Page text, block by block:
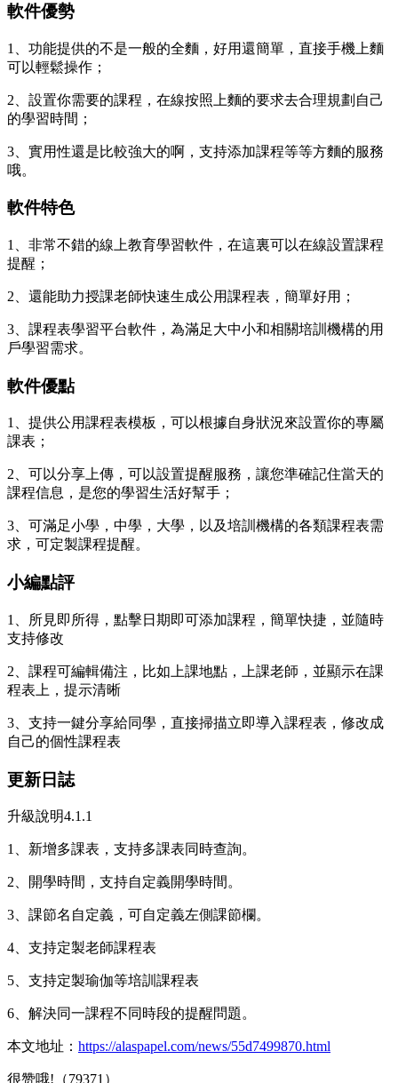
軟件優勢
1、功能提供的不是一般的全麵，好用還簡單，直接手機上麵
可以輕鬆操作；
2、設置你需要的課程，在線按照上麵的要求去合理規劃自己
的學習時間；
3、實用性還是比較強大的啊，支持添加課程等等方麵的服務
哦。
軟件特色
1、非常不錯的線上教育學習軟件，在這裏可以在線設置課程
提醒；
2、還能助力授課老師快速生成公用課程表，簡單好用；
3、課程表學習平台軟件，為滿足大中小和相關培訓機構的用
戶學習需求。
軟件優點
1、提供公用課程表模板，可以根據自身狀況來設置你的專屬
課表；
2、可以分享上傳，可以設置提醒服務，讓您準確記住當天的
課程信息，是您的學習生活好幫手；
3、可滿足小學，中學，大學，以及培訓機構的各類課程表需
求，可定製課程提醒。
小編點評
1、所見即所得，點擊日期即可添加課程，簡單快捷，並隨時
支持修改
2、課程可編輯備注，比如上課地點，上課老師，並顯示在課
程表上，提示清晰
3、支持一鍵分享給同學，直接掃描立即導入課程表，修改成
自己的個性課程表
更新日誌
升級說明4.1.1
1、新增多課表，支持多課表同時查詢。
2、開學時間，支持自定義開學時間。
3、課節名自定義，可自定義左側課節欄。
4、支持定製老師課程表
5、支持定製瑜伽等培訓課程表
6、解決同一課程不同時段的提醒問題。
本文地址： https://alaspapel.com/news/55d7499870.html
很赞哦!（79371）